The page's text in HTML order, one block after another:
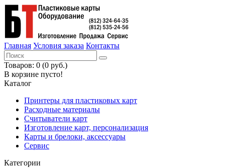
Главная Условия заказа Контакты
Товаров: 0 (0 руб.)
В корзине пусто!
Каталог
Принтеры для пластиковых карт
Расходные материалы
Считыватели карт
Изготовление карт, персонализация
Карты и брелоки, аксессуары
Сервис
Категории